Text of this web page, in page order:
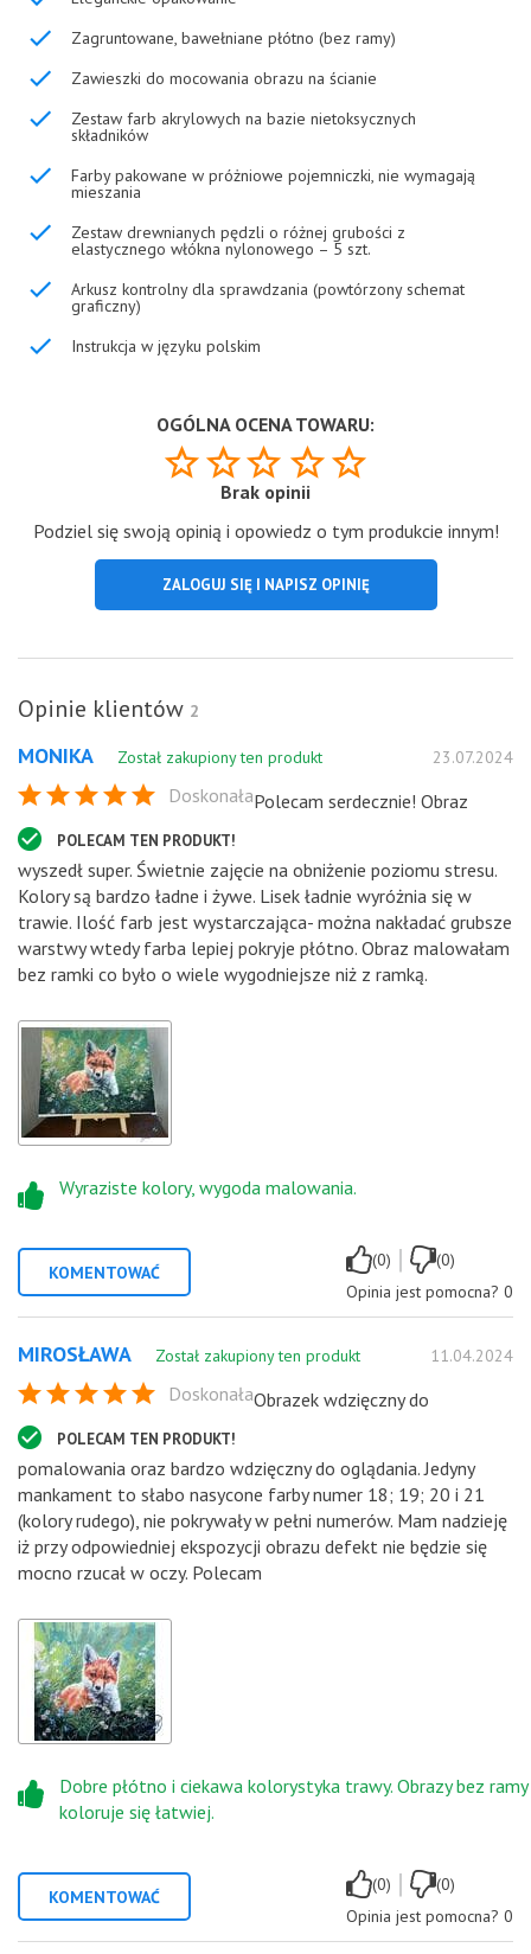
Zagruntowane, bawełniane płótno (bez ramy)
Zawieszki do mocowania obrazu na ścianie
Zestaw farb akrylowych na bazie nietoksycznych
składników
Farby pakowane w próżniowe pojemniczki, nie wymagają
mieszania
Zestaw drewnianych pędzli o różnej grubości z
elastycznego włókna nylonowego – 5 szt.
Arkusz kontrolny dla sprawdzania (powtórzony schemat
graficzny)
Instrukcja w języku polskim
OGÓLNA OCENA TOWARU:
Brak opinii
Podziel się swoją opinią i opowiedz o tym produkcie innym!
ZALOGUJ SIĘ I NAPISZ OPINIĘ
Opinie klientów 2
MONIKA Został zakupiony ten produkt 23.07.2024
Doskonała
POLECAM TEN PRODUKT!
Polecam serdecznie! Obraz
wyszedł super. Świetnie zajęcie na obniżenie poziomu stresu.
Kolory są bardzo ładne i żywe. Lisek ładnie wyróżnia się w
trawie. Ilość farb jest wystarczająca- można nakładać grubsze
warstwy wtedy farba lepiej pokryje płótno. Obraz malowałam
bez ramki co było o wiele wygodniejsze niż z ramką.
Wyraziste kolory, wygoda malowania.
KOMENTOWAĆ
(0) |
(0)
Opinia jest pomocna? 0
MIROSŁAWA Został zakupiony ten produkt 11.04.2024
Doskonała
POLECAM TEN PRODUKT!
Obrazek wdzięczny do
pomalowania oraz bardzo wdzięczny do oglądania. Jedyny
mankament to słabo nasycone farby numer 18; 19; 20 i 21
(kolory rudego), nie pokrywały w pełni numerów. Mam nadzieję
iż przy odpowiedniej ekspozycji obrazu defekt nie będzie się
mocno rzucał w oczy. Polecam
Dobre płótno i ciekawa kolorystyka trawy. Obrazy bez ramy
koloruje się łatwiej.
KOMENTOWAĆ
(0) |
(0)
Opinia jest pomocna? 0